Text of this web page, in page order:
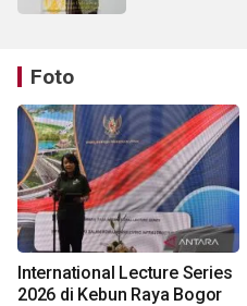
Foto
International Lecture Series
2026 di Kebun Raya Bogor